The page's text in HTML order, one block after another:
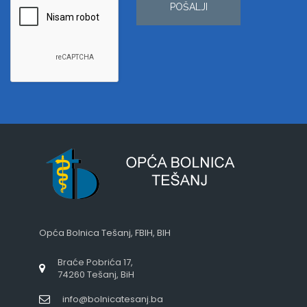
POŠALJI
Opća Bolnica Tešanj, FBIH, BIH
Braće Pobrića 17,
74260 Tešanj, BiH
info@bolnicatesanj.ba